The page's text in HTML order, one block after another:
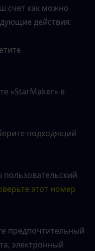
счет как можно
действия:
«StarMaker» в
подходящий
этот номер
предпочтительный
электронный